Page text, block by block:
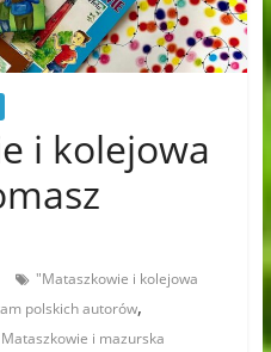
i kolejowa
"Mataszkowie i kolejowa
polskich autorów,
Mataszkowie i mazurska